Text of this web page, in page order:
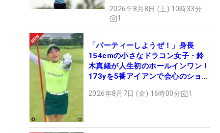
2026年8月8日 (土) 10時33分
1
「パーティーしようぜ！」身長
154cmの小さなドラコン女子・鈴
木真緒が人生初のホールインワン！
173yを5番アイアンで会心のショッ
2026年8月7日 (金) 16時00分 1